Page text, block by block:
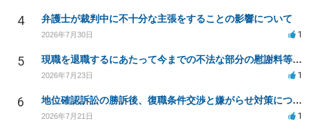
4 弁護士が裁判中に不十分な主張をすることの影響について
2026年7月30日 1
5 現職を退職するにあたって今までの不法な部分の慰謝料等は請求できるのか。
2026年7月23日 1
6 地位確認訴訟の勝訴後、復職条件交渉と嫌がらせ対策について
2026年7月21日 1